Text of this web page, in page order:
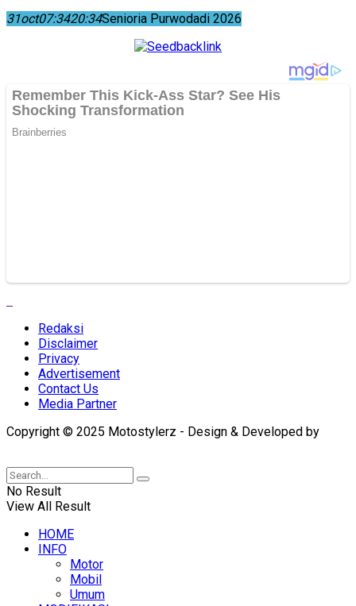
31oct07:3420:34Senioria Purwodadi 2026
Redaksi
Disclaimer
Privacy
Advertisement
Contact Us
Media Partner
Copyright © 2025 Motostylerz - Design & Developed by
No Result
View All Result
HOME
INFO
Motor
Mobil
Umum